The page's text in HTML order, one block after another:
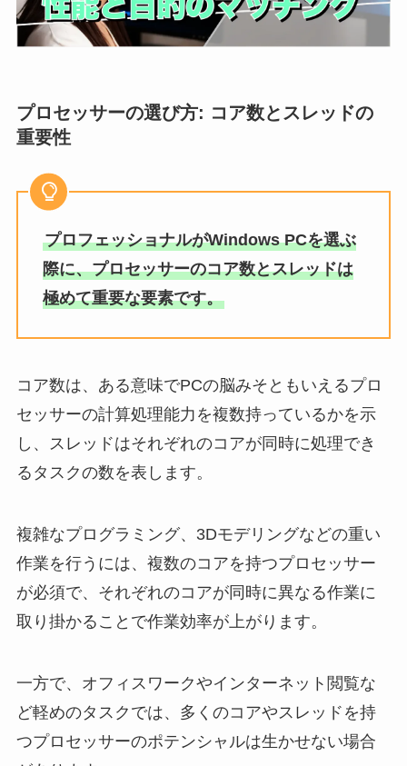
プロセッサーの選び方: コア数とスレッドの
重要性
プロフェッショナルがWindows PCを選ぶ
際に、プロセッサーのコア数とスレッドは
極めて重要な要素です。
コア数は、ある意味でPCの脳みそともいえるプロ
セッサーの計算処理能力を複数持っているかを示
し、スレッドはそれぞれのコアが同時に処理でき
るタスクの数を表します。
複雑なプログラミング、3Dモデリングなどの重い
作業を行うには、複数のコアを持つプロセッサー
が必須で、それぞれのコアが同時に異なる作業に
取り掛かることで作業効率が上がります。
一方で、オフィスワークやインターネット閲覧な
ど軽めのタスクでは、多くのコアやスレッドを持
つプロセッサーのポテンシャルは生かせない場合